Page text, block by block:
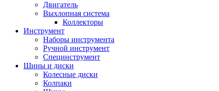
Двигатель
Выхлопная система
Коллекторы
Инструмент
Наборы инструмента
Ручной инструмент
Специнструмент
Шины и диски
Колесные диски
Колпаки